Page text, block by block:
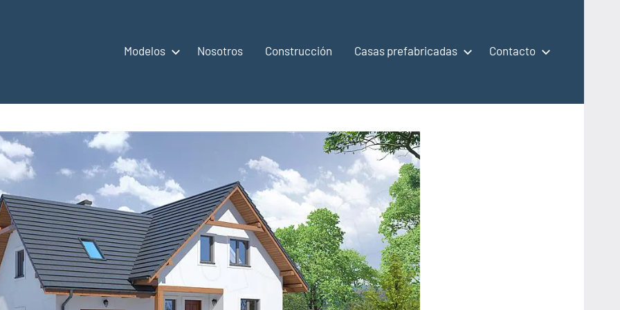
Modelos Nosotros Construcción Casas prefabricadas Contacto